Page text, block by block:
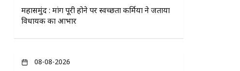
महासमुंद : मांग पूरी होने पर स्वच्छता कर्मियों ने जताया
विधायक का आभार
08-08-2026